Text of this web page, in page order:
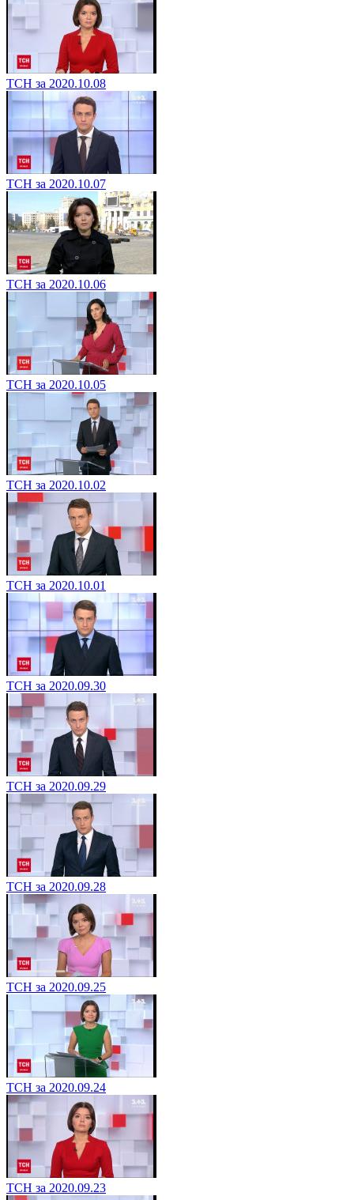
ТСН за 2020.10.08
ТСН за 2020.10.07
ТСН за 2020.10.06
ТСН за 2020.10.05
ТСН за 2020.10.02
ТСН за 2020.10.01
ТСН за 2020.09.30
ТСН за 2020.09.29
ТСН за 2020.09.28
ТСН за 2020.09.25
ТСН за 2020.09.24
ТСН за 2020.09.23